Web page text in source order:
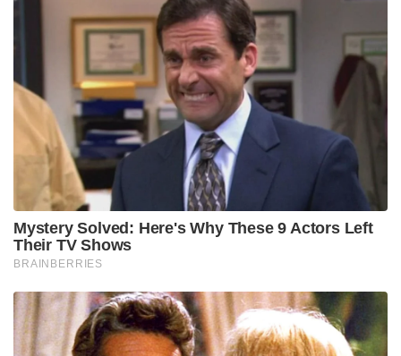
Mystery Solved: Here's Why These 9 Actors Left
Their TV Shows
BRAINBERRIES